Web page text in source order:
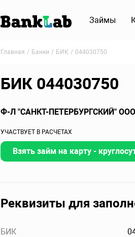
Займы
Главная Банки БИК 044030750
БИК 044030750
Ф-Л "САНКТ-ПЕТЕРБУРГСКИЙ"
УЧАСТВУЕТ В РАСЧЕТАХ
Взять займ на карту -
Реквизиты для
БИК